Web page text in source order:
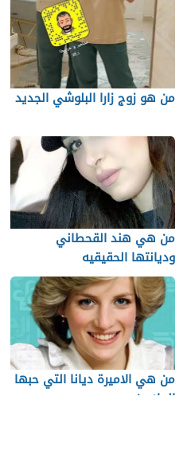
من هو زوج زارا البلوشي الجديد
من هي هند القحطاني
وديانتها الحقيقيه
من هي الاميرة ديانا التي حبها
الملايين